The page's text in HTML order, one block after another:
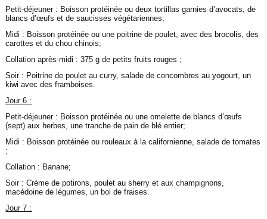
Petit-déjeuner : Boisson protéinée ou deux tortillas garnies d’avocats, de
blancs d’œufs et de saucisses végétariennes;
Midi : Boisson protéinée ou une poitrine de poulet, avec des brocolis, des
carottes et du chou chinois;
Collation après-midi : 375 g de petits fruits rouges ;
Soir : Poitrine de poulet au curry, salade de concombres au yogourt, un
kiwi avec des framboises.
Jour 6 :
Petit-déjeuner : Boisson protéinée ou une omelette de blancs d’œufs
(sept) aux herbes, une tranche de pain de blé entier;
Midi : Boisson protéinée ou rouleaux à la californienne, salade de tomates
;
Collation : Banane;
Soir : Crème de potirons, poulet au sherry et aux champignons,
macédoine de légumes, un bol de fraises.
Jour 7 :